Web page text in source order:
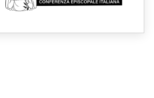
09.08.2026